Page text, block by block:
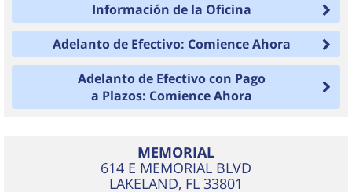
Información de la Oficina
Adelanto de Efectivo: Comience Ahora
Adelanto de Efectivo con Pago
a Plazos: Comience Ahora
MEMORIAL
614 E MEMORIAL BLVD
LAKELAND, FL 33801